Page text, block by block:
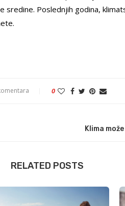
sredine. Poslednjih godina,
0
Klima
RELATED POSTS